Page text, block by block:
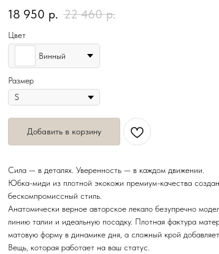
18 950 р. 22 460 р.
Цвет
Винный
Размер
Добавить в корзину
Сила — в деталях. Уверенность — в каждом движении.
Юбка-миди из плотной экокожи премиум-качества
бескомпромиссный стиль.
Анатомически верное авторское лекало безупречно
линию талии и идеальную посадку. Плотная фактура
матовую форму в динамике дня, а сложный крой
Вещь, которая работает на ваш статус.